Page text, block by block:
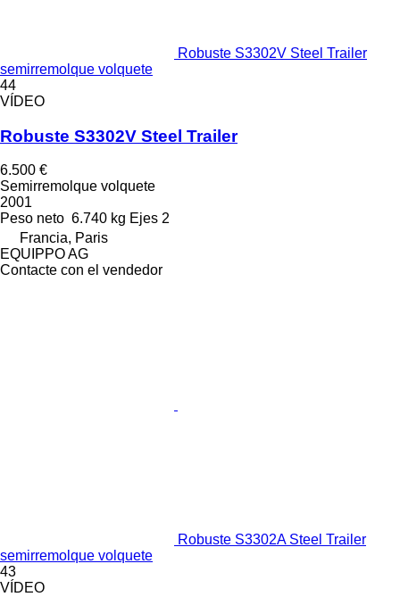
Robuste S3302V Steel Trailer
semirremolque volquete
44
VÍDEO
Robuste S3302V Steel Trailer
6.500 €
Semirremolque volquete
2001
Peso neto 6.740 kg Ejes 2
Francia, Paris
EQUIPPO AG
Contacte con el vendedor
Robuste S3302A Steel Trailer
semirremolque volquete
43
VÍDEO